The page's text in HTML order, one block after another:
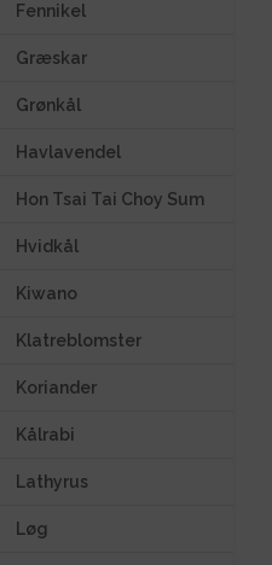
Fennikel
Græskar
Grønkål
Havlavendel
Hon Tsai Tai Choy Sum
Hvidkål
Kiwano
Klatreblomster
Koriander
Kålrabi
Lathyrus
Løg